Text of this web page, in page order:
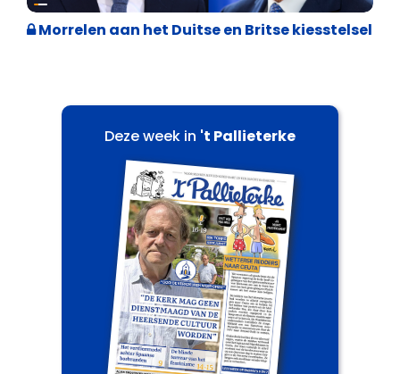
Morrelen aan het Duitse en Britse kiesstelsel
Deze week in 't Pallieterke